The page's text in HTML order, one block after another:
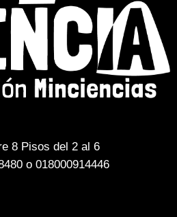
8 Pisos del 2 al 6
o 018000914446